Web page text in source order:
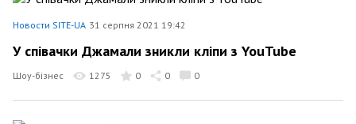
Новости SITE-UA 31 серпня 2021 19:42
У співачки Джамали зникли кліпи з YouTube
Шоу-бізнес 1275 0 0 0